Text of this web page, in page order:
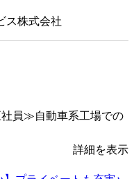
ス株式会社
員≫自動車系工場での
詳細を表示